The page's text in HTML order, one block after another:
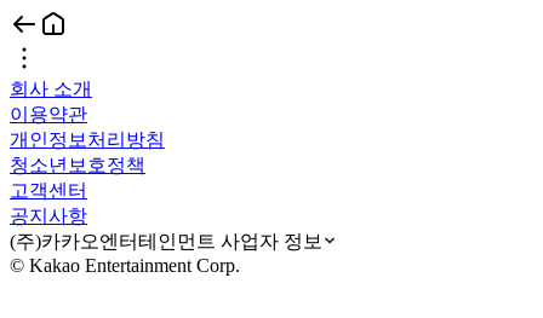
회사 소개
이용약관
개인정보처리방침
청소년보호정책
고객센터
공지사항
(주)카카오엔터테인먼트 사업자 정보
© Kakao Entertainment Corp.